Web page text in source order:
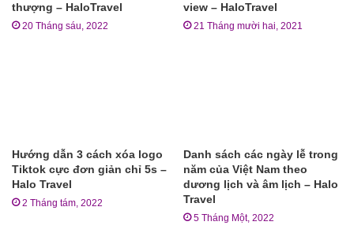
thượng – HaloTravel
20 Tháng sáu, 2022
view – HaloTravel
21 Tháng mười hai, 2021
Hướng dẫn 3 cách xóa logo
Tiktok cực đơn giản chỉ 5s –
Halo Travel
2 Tháng tám, 2022
Danh sách các ngày lễ trong
năm của Việt Nam theo
dương lịch và âm lịch – Halo
Travel
5 Tháng Một, 2022